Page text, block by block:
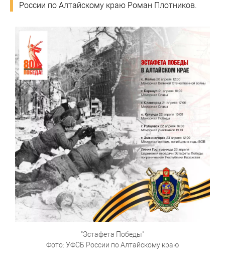
России по Алтайскому краю Роман Плотников.
"Эстафета Победы"
Фото: УФСБ России по Алтайскому краю